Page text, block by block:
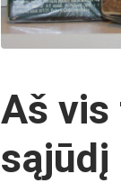
Aš vis
sąjūdį